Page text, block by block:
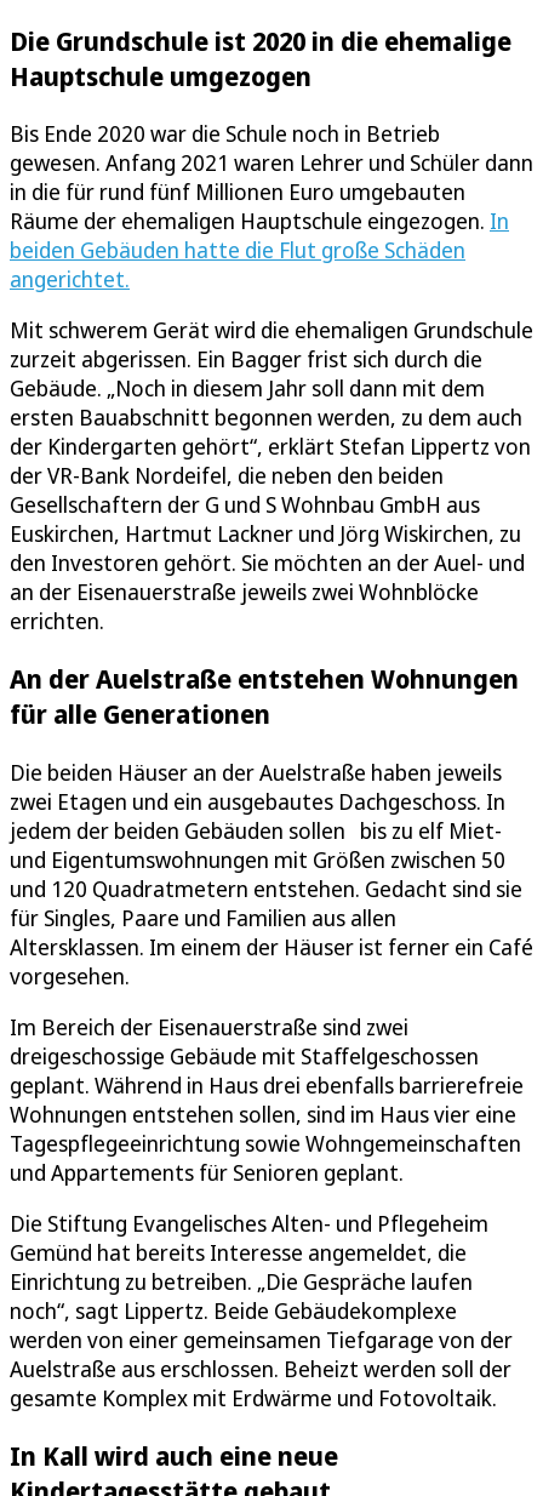
Die Grundschule ist 2020 in die ehemalige
Hauptschule umgezogen
Bis Ende 2020 war die Schule noch in Betrieb
gewesen. Anfang 2021 waren Lehrer und Schüler dann
in die für rund fünf Millionen Euro umgebauten
Räume der ehemaligen Hauptschule eingezogen. In
beiden Gebäuden hatte die Flut große Schäden
angerichtet.
Mit schwerem Gerät wird die ehemaligen Grundschule
zurzeit abgerissen. Ein Bagger frist sich durch die
Gebäude. „Noch in diesem Jahr soll dann mit dem
ersten Bauabschnitt begonnen werden, zu dem auch
der Kindergarten gehört“, erklärt Stefan Lippertz von
der VR-Bank Nordeifel, die neben den beiden
Gesellschaftern der G und S Wohnbau GmbH aus
Euskirchen, Hartmut Lackner und Jörg Wiskirchen, zu
den Investoren gehört. Sie möchten an der Auel- und
an der Eisenauerstraße jeweils zwei Wohnblöcke
errichten.
An der Auelstraße entstehen Wohnungen
für alle Generationen
Die beiden Häuser an der Auelstraße haben jeweils
zwei Etagen und ein ausgebautes Dachgeschoss. In
jedem der beiden Gebäuden sollen bis zu elf Miet-
und Eigentumswohnungen mit Größen zwischen 50
und 120 Quadratmetern entstehen. Gedacht sind sie
für Singles, Paare und Familien aus allen
Altersklassen. Im einem der Häuser ist ferner ein Café
vorgesehen.
Im Bereich der Eisenauerstraße sind zwei
dreigeschossige Gebäude mit Staffelgeschossen
geplant. Während in Haus drei ebenfalls barrierefreie
Wohnungen entstehen sollen, sind im Haus vier eine
Tagespflegeeinrichtung sowie Wohngemeinschaften
und Appartements für Senioren geplant.
Die Stiftung Evangelisches Alten- und Pflegeheim
Gemünd hat bereits Interesse angemeldet, die
Einrichtung zu betreiben. „Die Gespräche laufen
noch“, sagt Lippertz. Beide Gebäudekomplexe
werden von einer gemeinsamen Tiefgarage von der
Auelstraße aus erschlossen. Beheizt werden soll der
gesamte Komplex mit Erdwärme und Fotovoltaik.
In Kall wird auch eine neue